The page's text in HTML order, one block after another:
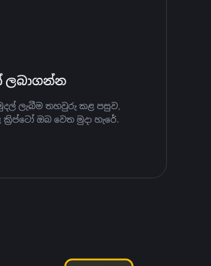
ලබාගන්න
ලැබීම තහවුරු කළ පසුව,
ඔබ වෙත මුදා හැරේ.